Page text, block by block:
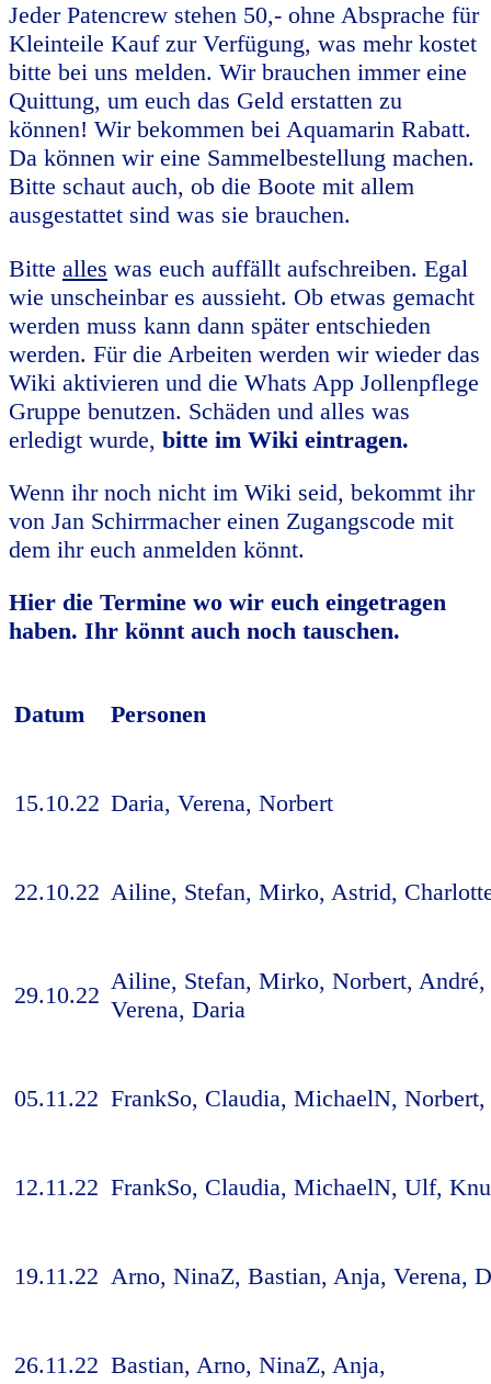
Jeder Patencrew stehen 50,- ohne Absprache für
Kleinteile Kauf zur Verfügung, was mehr kostet
bitte bei uns melden. Wir brauchen immer eine
Quittung, um euch das Geld erstatten zu
können! Wir bekommen bei Aquamarin Rabatt.
Da können wir eine Sammelbestellung machen.
Bitte schaut auch, ob die Boote mit allem
ausgestattet sind was sie brauchen.
Bitte alles was euch auffällt aufschreiben. Egal
wie unscheinbar es aussieht. Ob etwas gemacht
werden muss kann dann später entschieden
werden. Für die Arbeiten werden wir wieder das
Wiki aktivieren und die Whats App Jollenpflege
Gruppe benutzen. Schäden und alles was
erledigt wurde, bitte im Wiki eintragen.
Wenn ihr noch nicht im Wiki seid, bekommt ihr
von Jan Schirrmacher einen Zugangscode mit
dem ihr euch anmelden könnt.
Hier die Termine wo wir euch eingetragen
haben. Ihr könnt auch noch tauschen.
Datum Personen
15.10.22 Daria, Verena, Norbert
22.10.22 Ailine, Stefan, Mirko, Astrid,
29.10.22
Ailine, Stefan, Mirko, Norbert, André,
Verena, Daria
05.11.22 FrankSo, Claudia, MichaelN,
12.11.22 FrankSo, Claudia, MichaelN, Ulf,
19.11.22 Arno, NinaZ, Bastian, Anja, Verena,
26.11.22 Bastian, Arno, NinaZ, Anja,